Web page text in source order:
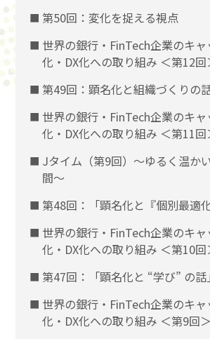
第50回：変化を捉える視点
世界の銀行・FinTech企業のキ
化・DX化への取り組み ＜第12
第49回：顕名化と組織づくりの
世界の銀行・FinTech企業のキ
化・DX化への取り組み ＜第11
Jタイム（第9回）～ゆるく温か
間～
第48回：「顕名化と『個別最適
世界の銀行・FinTech企業のキ
化・DX化への取り組み ＜第10
第47回：「顕名化と “学び” の話」
世界の銀行・FinTech企業のキ
化・DX化への取り組み ＜第9回